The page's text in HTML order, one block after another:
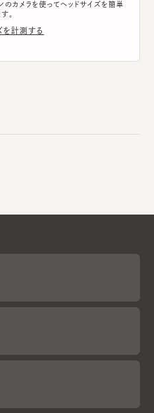
のカメラを使ってヘッドサイズを簡単
。
を計測する